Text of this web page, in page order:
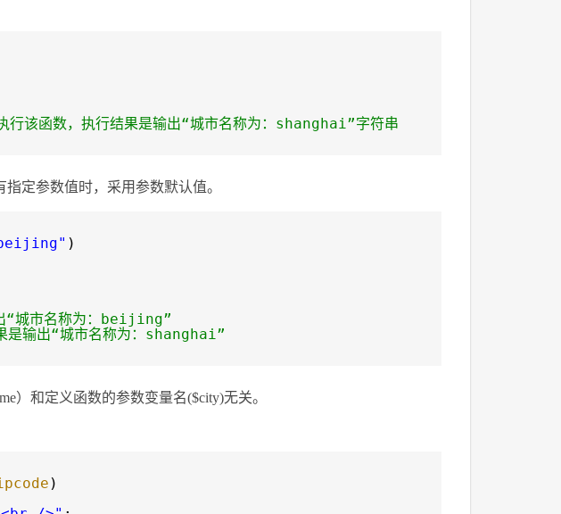
该函数，执行结果是输出“城市名称为：shanghai”字符串
定参数值时，采用参数默认值。
)
“城市名称为：beijing”
是输出“城市名称为：shanghai”
）和定义函数的参数变量名($city)无关。
)